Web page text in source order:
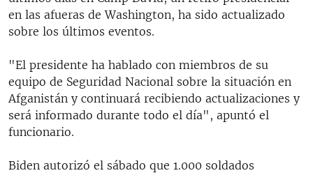
en las afueras de Washington, ha sido actualizado
sobre los últimos eventos.
"El presidente ha hablado con miembros de su
equipo de Seguridad Nacional sobre la situación en
Afganistán y continuará recibiendo actualizaciones y
será informado durante todo el día", apuntó el
funcionario.
Biden autorizó el sábado que 1.000 soldados